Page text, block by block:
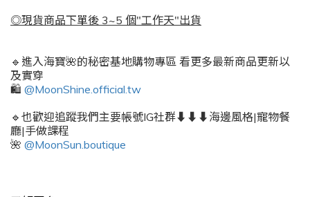
◎現貨商品下單後 3~5 個"工作天"出貨
🔹進入海寶🌺的秘密基地購物專區 看更多最新商品更新以
及實穿
🛍️ @MoonShine.official.tw
🔹也歡迎追蹤我們主要帳號IG社群⬇️⬇️⬇️海邊風格|寵物餐
廳|手做課程
🌺 @MoonSun.boutique